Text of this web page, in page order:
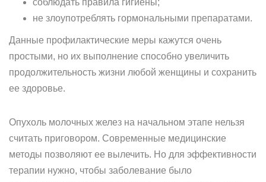
соблюдать правила гигиены;
не злоупотреблять гормональными препаратами.
Данные профилактические меры кажутся очень
простыми, но их выполнение способно увеличить
продолжительность жизни любой женщины и сохранить
ее здоровье.
Опухоль молочных желез на начальном этапе нельзя
считать приговором. Современные медицинские
методы позволяют ее вылечить. Но для эффективности
терапии нужно, чтобы заболевание было